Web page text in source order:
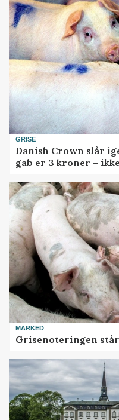
GRISE
Danish Crown slår
gab er 3 kroner –
MARKED
Grisenoteringen